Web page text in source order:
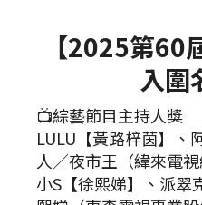
【2025第60
入圍
📺綜藝節目主持人獎
LULU【黃路梓茵】、
人／夜市王（緯來電視
小S【徐熙娣】、派翠